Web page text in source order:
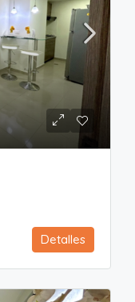
Detalles